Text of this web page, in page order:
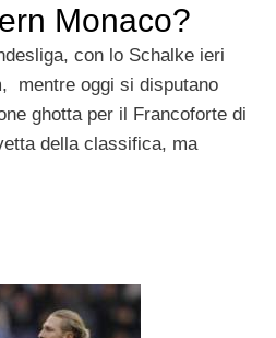
Monaco?
con lo Schalke ieri
mentre oggi si disputano
ghotta per il Francoforte di
della classifica, ma